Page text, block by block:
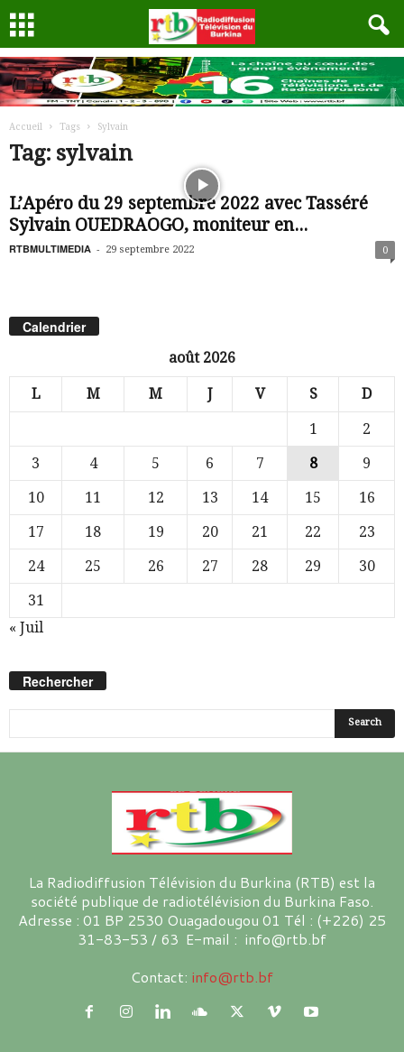
Accueil Tags Sylvain
Tag: sylvain
L’Apéro du 29 septembre 2022 avec Tasséré
Sylvain OUEDRAOGO, moniteur en...
RTBMULTIMEDIA - 29 septembre 2022 0
Calendrier
août 2026
L M M J V S D
1
2
3
4 5 6 7 8
9
10
11 12 13 14 15
16
17
18 19 20 21 22
23
24
25 26 27 28 29
30
31
« Juil
Rechercher
La Radiodiffusion Télévision du Burkina (RTB) est la
société publique de radiotélévision du Burkina Faso.
Adresse : 01 BP 2530 Ouagadougou 01 Tél : (+226) 25
31-83-53 / 63 E-mail : info@rtb.bf
Contact: info@rtb.bf